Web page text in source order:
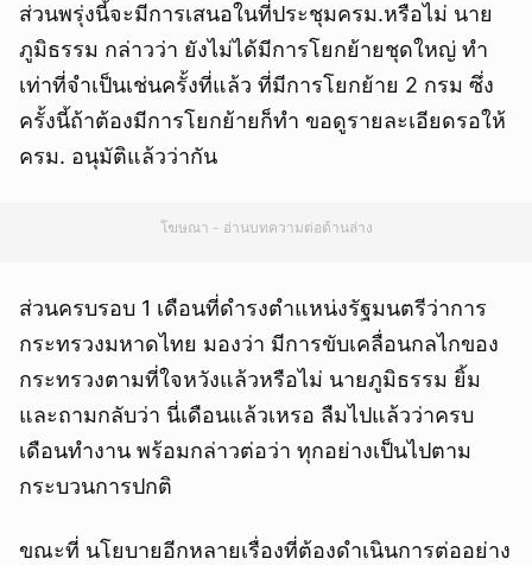
ส่วนพรุ่งนี้จะมีการเสนอในที่ประชุมครม.หรือไม่ นาย
ภูมิธรรม กล่าวว่า ยังไม่ได้มีการโยกย้ายชุดใหญ่ ทำ
เท่าที่จำเป็นเช่นครั้งที่แล้ว ที่มีการโยกย้าย 2 กรม ซึ่ง
ครั้งนี้ถ้าต้องมีการโยกย้ายก็ทำ ขอดูรายละเอียดรอให้
ครม. อนุมัติแล้วว่ากัน
โฆษณา - อ่านบทความต่อด้านล่าง
ส่วนครบรอบ 1 เดือนที่ดำรงตำแหน่งรัฐมนตรีว่าการ
กระทรวงมหาดไทย มองว่า มีการขับเคลื่อนกลไกของ
กระทรวงตามที่ใจหวังแล้วหรือไม่ นายภูมิธรรม ยิ้ม
และถามกลับว่า นี่เดือนแล้วเหรอ ลืมไปแล้วว่าครบ
เดือนทำงาน พร้อมกล่าวต่อว่า ทุกอย่างเป็นไปตาม
กระบวนการปกติ
ขณะที่ นโยบายอีกหลายเรื่องที่ต้องดำเนินการต่ออย่าง